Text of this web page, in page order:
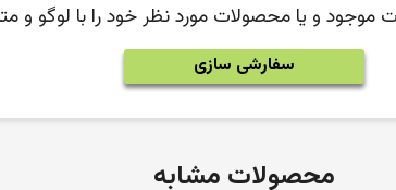
موجود و یا محصولات مورد نظر خود را با لوگو
سفارشی سازی
محصولات مشابه